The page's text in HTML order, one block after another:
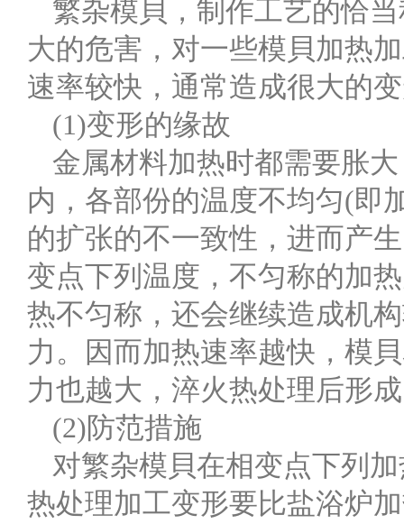
繁杂模貝，制作工艺的恰
大的危害，对一些模貝加热
速率较快，通常造成很大的
(1)变形的缘故
金属材料加热时都需要胀
内，各部份的温度不均匀(即
的扩张的不一致性，进而产
变点下列温度，不匀称的加
热不匀称，还会继续造成机
力。因而加热速率越快，模
力也越大，淬火热处理后形
(2)防范措施
对繁杂模貝在相变点下列
热处理加工变形要比盐浴炉